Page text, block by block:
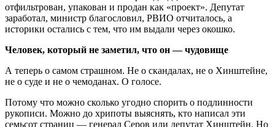
отфильтрован, упакован и продан как «проект». Депутат
заработал, министр благословил, РВИО отчиталось, а
историки остались с тем, что им выдали через окошко.
Человек, который не заметил, что он — чудовище
А теперь о самом страшном. Не о скандалах, не о Хинштейне,
не о суде и не о чемоданах. О голосе.
Потому что можно сколько угодно спорить о подлинности
рукописи. Можно до хрипоты выяснять, кто написал эти
семьсот страниц — генерал Серов или депутат Хинштейн. Но